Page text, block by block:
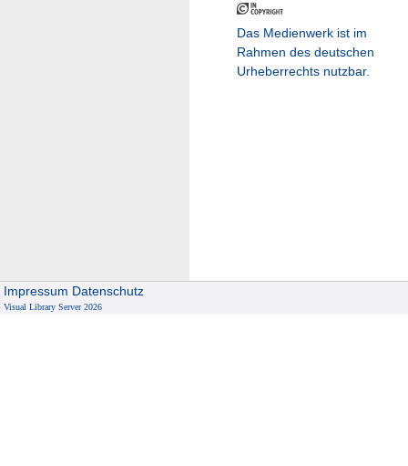
Das Medienwerk ist im
Rahmen des deutschen
Urheberrechts nutzbar.
Impressum Datenschutz
Visual Library Server 2026